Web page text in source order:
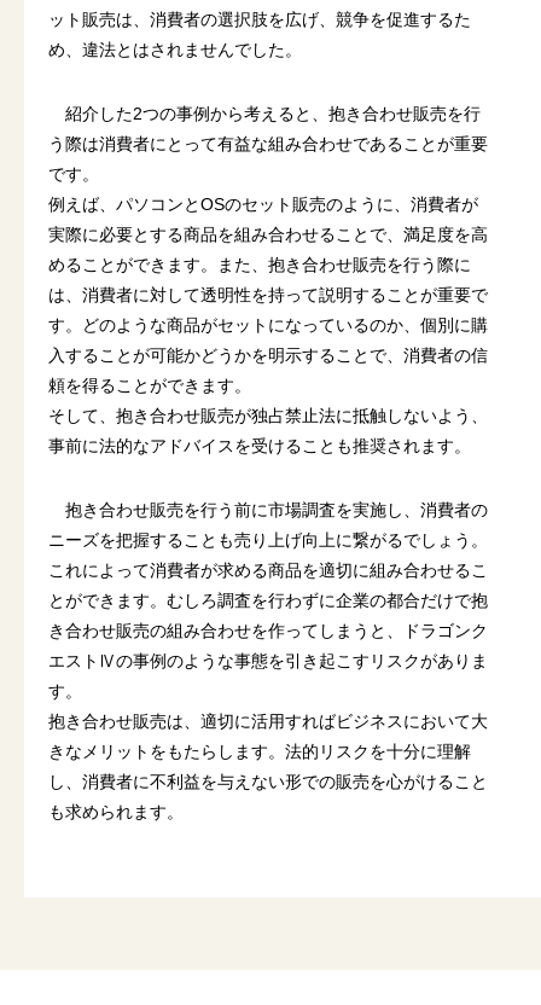
ット販売は、消費者の選択肢を広げ、競争を促進するた
め、違法とはされませんでした。
紹介した2つの事例から考えると、抱き合わせ販売を行
う際は消費者にとって有益な組み合わせであることが重要
です。
例えば、パソコンとOSのセット販売のように、消費者が
実際に必要とする商品を組み合わせることで、満足度を高
めることができます。また、抱き合わせ販売を行う際に
は、消費者に対して透明性を持って説明することが重要で
す。どのような商品がセットになっているのか、個別に購
入することが可能かどうかを明示することで、消費者の信
頼を得ることができます。
そして、抱き合わせ販売が独占禁止法に抵触しないよう、
事前に法的なアドバイスを受けることも推奨されます。
抱き合わせ販売を行う前に市場調査を実施し、消費者の
ニーズを把握することも売り上げ向上に繋がるでしょう。
これによって消費者が求める商品を適切に組み合わせるこ
とができます。むしろ調査を行わずに企業の都合だけで抱
き合わせ販売の組み合わせを作ってしまうと、ドラゴンク
エストⅣの事例のような事態を引き起こすリスクがありま
す。
抱き合わせ販売は、適切に活用すればビジネスにおいて大
きなメリットをもたらします。法的リスクを十分に理解
し、消費者に不利益を与えない形での販売を心がけること
も求められます。